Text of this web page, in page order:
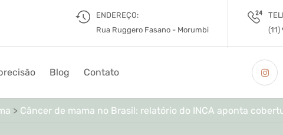
ENDEREÇO:
Rua Ruggero Fasano - Morumbi
Blog Contato
> Câncer de mama no Brasil: relatório do INCA aponta